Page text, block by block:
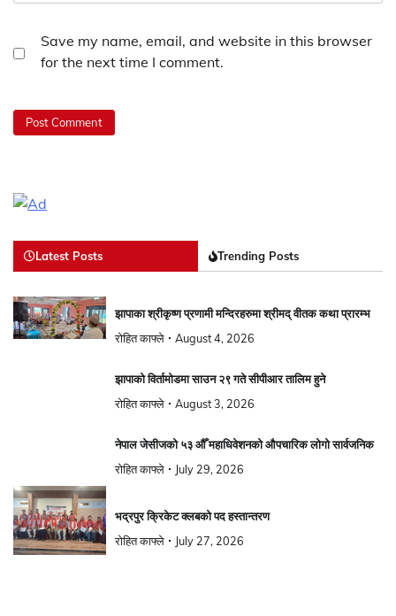
Save my name, email, and website in this browser
for the next time I comment.
Latest Posts Trending Posts
झापाका श्रीकृष्ण प्रणामी मन्दिरहरुमा श्रीमद् वीतक कथा प्रारम्भ
रोहित काफ्ले August 4, 2026
झापाको विर्तामोडमा साउन २९ गते सीपीआर तालिम हुने
रोहित काफ्ले August 3, 2026
नेपाल जेसीजको ५३ औँ महाधिवेशनको औपचारिक लोगो सार्वजनिक
रोहित काफ्ले July 29, 2026
भद्रपुर क्रिकेट क्लबको पद हस्तान्तरण
रोहित काफ्ले July 27, 2026